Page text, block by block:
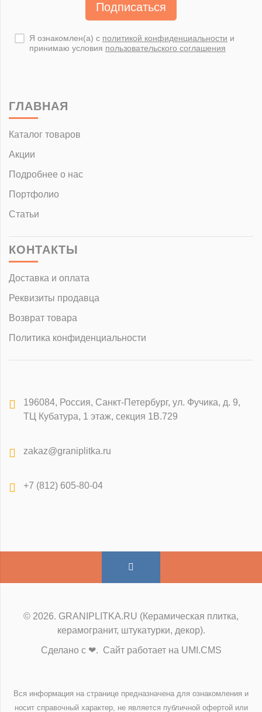
Подписаться
Я ознакомлен(а) с политикой конфиденциальности и
принимаю условия пользовательского соглашения
ГЛАВНАЯ
Каталог товаров
Акции
Подробнее о нас
Портфолио
Статьи
КОНТАКТЫ
Доставка и оплата
Реквизиты продавца
Возврат товара
Политика конфиденциальности
196084, Россия, Санкт-Петербург, ул. Фучика, д. 9,
ТЦ Кубатура, 1 этаж, секция 1В.729
zakaz@graniplitka.ru
+7 (812) 605-80-04
© 2026. GRANIPLITKA.RU (Керамическая плитка,
керамогранит, штукатурки, декор).
Сделано с ❤. Сайт работает на UMI.CMS
Вся информация на странице предназначена для ознакомления и
носит справочный характер, не является публичной офертой или